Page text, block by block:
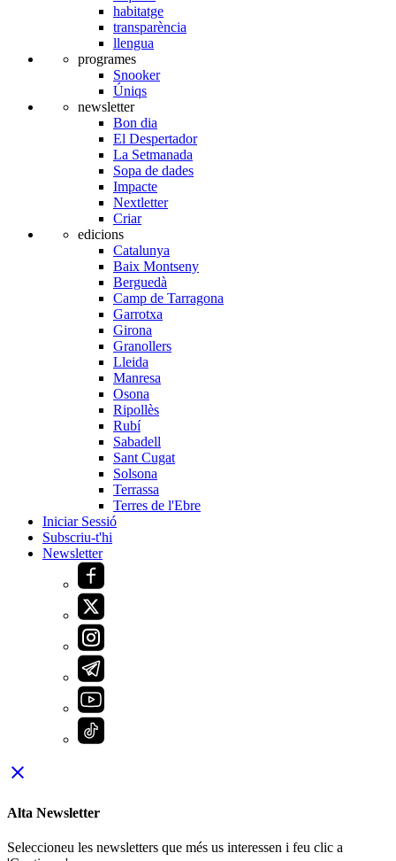
habitatge
transparència
llengua
programes
Snooker
Úniqs
newsletter
Bon dia
El Despertador
La Setmanada
Sopa de dades
Impacte
Nextletter
Criar
edicions
Catalunya
Baix Montseny
Berguedà
Camp de Tarragona
Garrotxa
Girona
Granollers
Lleida
Manresa
Osona
Ripollès
Rubí
Sabadell
Sant Cugat
Solsona
Terrassa
Terres de l'Ebre
Iniciar Sessió
Subscriu-t'hi
Newsletter
close
Alta Newsletter
Seleccioneu les newsletters que més us interessen i feu clic a